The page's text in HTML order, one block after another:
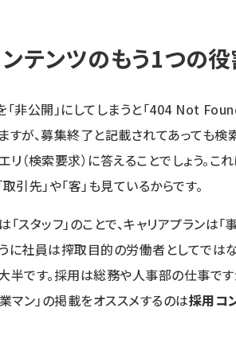
テンツのもう1つの
「非公開」にしてしまうと「404 Not
すが、募集終了と記載されてあっても検
リ（検索要求）に答えることでしょう。
引先」や「客」も見ているからです。
スタッフ」のことで、キャリアプランは
に社員は搾取目的の労働者としてでは
半です。採用は総務や人事部の仕事で
マン」の掲載をオススメするのは採用コ